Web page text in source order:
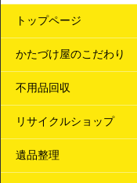
トップページ
かたづけ屋のこだわり
不用品回収
リサイクルショップ
遺品整理